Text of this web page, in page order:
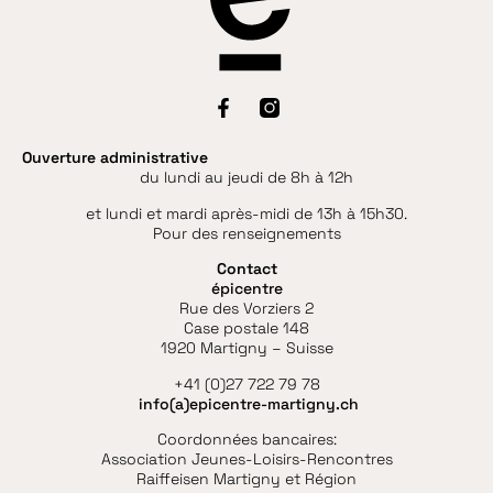
Ouverture administrative
du lundi au jeudi de 8h à 12h
et lundi et mardi après-midi de 13h à 15h30.
Pour des renseignements
Contact
épicentre
Rue des Vorziers 2
Case postale 148
1920 Martigny – Suisse
+41 (0)27 722 79 78
info(a)epicentre-martigny.ch
Coordonnées bancaires:
Association Jeunes-Loisirs-Rencontres
Raiffeisen Martigny et Région